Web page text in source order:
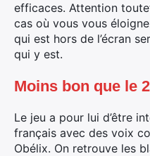
efficaces. Attention
cas où vous vous
qui est hors de l’écran
qui y est.
Moins bon que le 2
Le jeu a pour lui d’être
français avec des voix
Obélix. On retrouve les